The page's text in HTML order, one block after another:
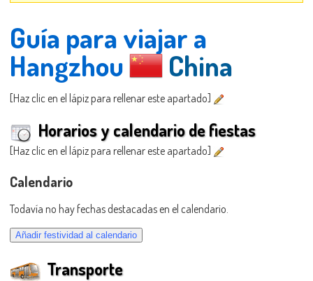
Guía para viajar a
Hangzhou
China
[Haz clic en el lápiz para rellenar este apartado]
Horarios y calendario de fiestas
[Haz clic en el lápiz para rellenar este apartado]
Calendario
Todavía no hay fechas destacadas en el calendario.
Transporte